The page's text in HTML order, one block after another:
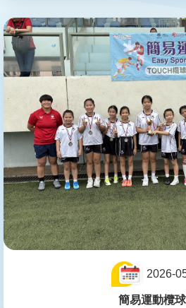
2026-
簡易運動欖